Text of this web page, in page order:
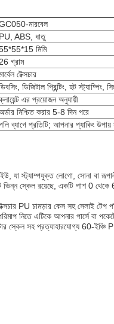
মারবেল
PU, ABS, ধাতু
মিমি
26 গ্রাম
টেক্সচার
ডিজিটাল প্রিন্টিং, হট স্ট্যাম্পিং,
এর প্রয়োজন অনুযায়ী
নিশ্চিত করার 5-8 দিন পরে
ব্যাগে প্রতিটি; আপনার প্যাকিং উপায়
যা স্ট্যাম্পযুক্ত লোগো, সোনা বা
স্কেল রয়েছে, একটি পাশ 0 থেকে 60
PU চামড়ার কেস সহ সেলাই
নিতে এটিকে আপনার পার্সে বা
স্কেল সহ প্রত্যাহারযোগ্য 60-ইঞ্চি